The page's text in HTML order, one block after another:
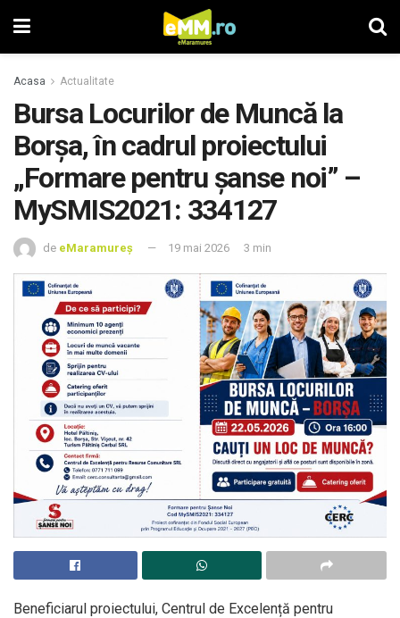
Acasa Actualitate
Bursa Locurilor de Muncă la
Borșa, în cadrul proiectului
„Formare pentru șanse noi” –
MySMIS2021: 334127
de eMaramureș 19 mai 2026 3 min
Beneficiarul proiectului, Centrul de Excelență pentru